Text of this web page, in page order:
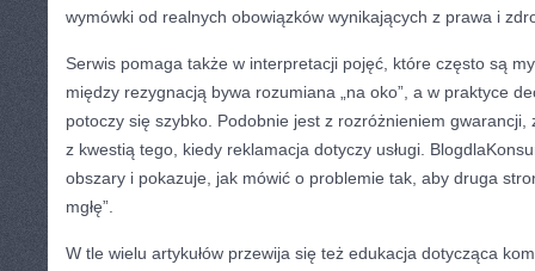
wymówki od realnych obowiązków wynikających z prawa i
Serwis pomaga także w interpretacji pojęć, które często są
między rezygnacją bywa rozumiana „na oko”, a w praktyce
potoczy się szybko. Podobnie jest z rozróżnieniem
z kwestią tego, kiedy reklamacja dotyczy usługi.
obszary i pokazuje, jak mówić o problemie tak, aby druga
mgłę”.
W tle wielu artykułów przewija się też edukacja dotycząca